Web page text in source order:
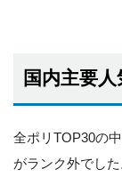
国内主要
全ポリTOP30の
がランク外でした